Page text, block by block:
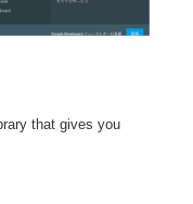
that gives you